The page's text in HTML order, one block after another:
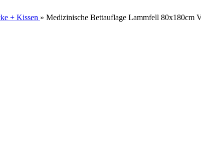
+ Kissen » Medizinische Bettauflage Lammfell 80x180cm